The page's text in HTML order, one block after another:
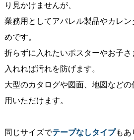
り見かけませんが、
業務用としてアパレル製品やカレ
めです。
折らずに入れたいポスターやお子
入れれば汚れを防げます。
大型のカタログや図面、地図などの
用いただけます。
同じサイズでテープなしタイプもあ